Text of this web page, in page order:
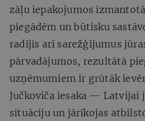
zāļu iepakojumos
piegādēm un būtisku
radījis arī sarežģījumus
pārvadājumos, rezultātā
uzņēmumiem ir grūtāk
Jučkoviča iesaka — Latvijai
situāciju un jārīkojas